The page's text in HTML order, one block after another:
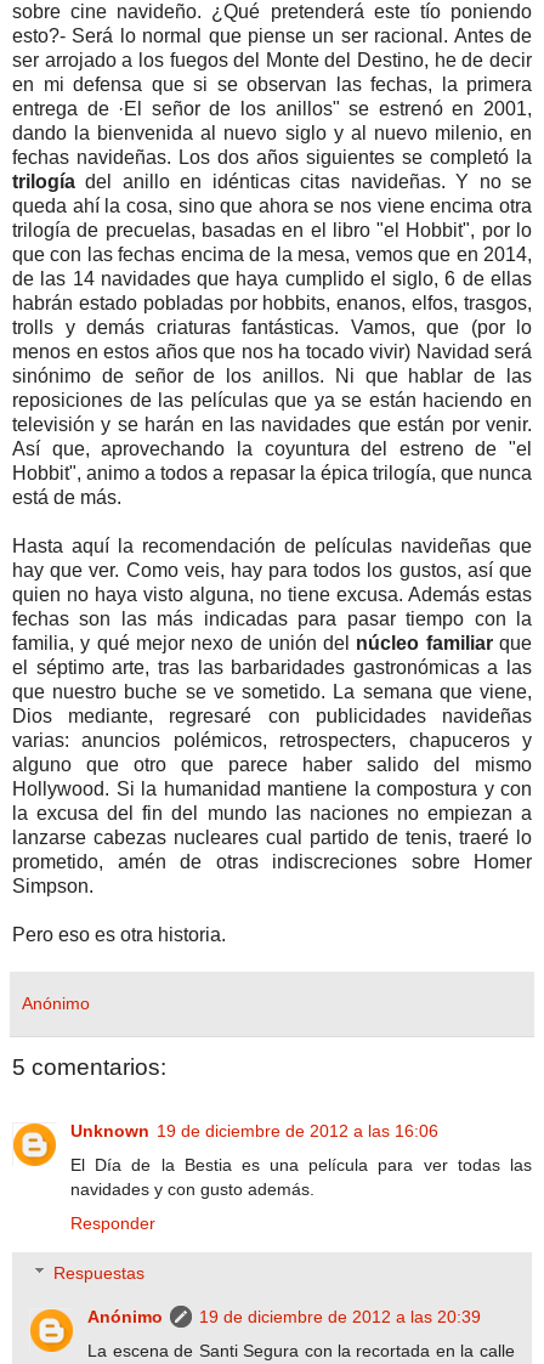
sobre cine navideño. ¿Qué pretenderá este tío poniendo
esto?- Será lo normal que piense un ser racional. Antes de
ser arrojado a los fuegos del Monte del Destino, he de decir
en mi defensa que si se observan las fechas, la primera
entrega de ·El señor de los anillos" se estrenó en 2001,
dando la bienvenida al nuevo siglo y al nuevo milenio, en
fechas navideñas. Los dos años siguientes se completó la
trilogía del anillo en idénticas citas navideñas. Y no se
queda ahí la cosa, sino que ahora se nos viene encima otra
trilogía de precuelas, basadas en el libro "el Hobbit", por lo
que con las fechas encima de la mesa, vemos que en 2014,
de las 14 navidades que haya cumplido el siglo, 6 de ellas
habrán estado pobladas por hobbits, enanos, elfos, trasgos,
trolls y demás criaturas fantásticas. Vamos, que (por lo
menos en estos años que nos ha tocado vivir) Navidad será
sinónimo de señor de los anillos. Ni que hablar de las
reposiciones de las películas que ya se están haciendo en
televisión y se harán en las navidades que están por venir.
Así que, aprovechando la coyuntura del estreno de "el
Hobbit", animo a todos a repasar la épica trilogía, que nunca
está de más.
Hasta aquí la recomendación de películas navideñas que
hay que ver. Como veis, hay para todos los gustos, así que
quien no haya visto alguna, no tiene excusa. Además estas
fechas son las más indicadas para pasar tiempo con la
familia, y qué mejor nexo de unión del núcleo familiarque
el séptimo arte, tras las barbaridades gastronómicas a las
que nuestro buche se ve sometido. La semana que viene,
Dios mediante, regresaré con publicidades navideñas
varias: anuncios polémicos, retrospecters, chapuceros y
alguno que otro que parece haber salido del mismo
Hollywood. Si la humanidad mantiene la compostura y con
la excusa del fin del mundo las naciones no empiezan a
lanzarse cabezas nucleares cual partido de tenis, traeré lo
prometido, amén de otras indiscreciones sobre Homer
Simpson.
Pero eso es otra historia.
Anónimo
5 comentarios:
Unknown 19 de diciembre de 2012 a las 16:06
El Día de la Bestia es una película para ver todas las
navidades y con gusto además.
Responder
Respuestas
Anónimo
19 de diciembre de 2012 a las 20:39
La escena de Santi Segura con la recortada en la calle